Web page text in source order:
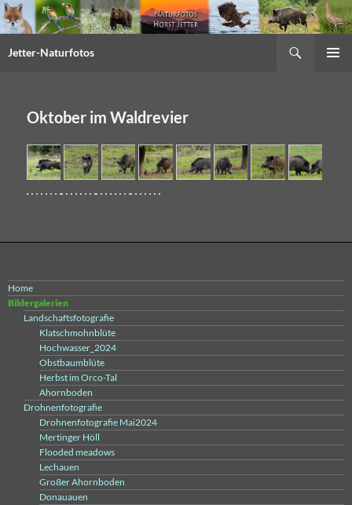
Jetter-Naturfotos
Oktober im Waldrevier
Home
Bildergalerien
Landschaftsfotografie
Klatschmohnblüte
Hochwasser_2024
Obstbaumblüte
Herbst im Orco-Tal
Ahornboden
Drohnenfotografie
Drohnenfotografie Mai2024
Mertinger Höll
Flooded meadows
Lechauen
Großer Ahornboden
Donauauen